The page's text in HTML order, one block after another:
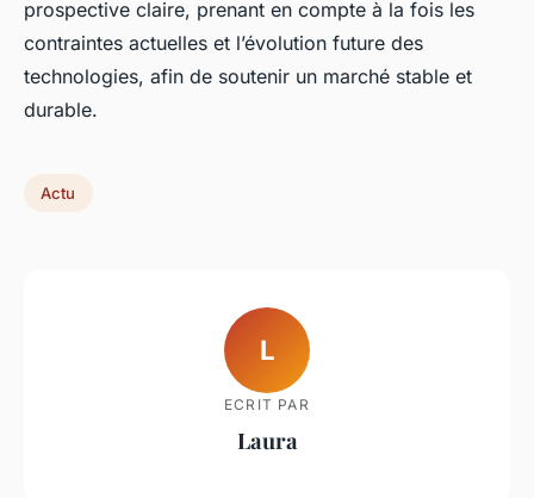
prospective claire, prenant en compte à la fois les
contraintes actuelles et l’évolution future des
technologies, afin de soutenir un marché stable et
durable.
Actu
L
ECRIT PAR
Laura